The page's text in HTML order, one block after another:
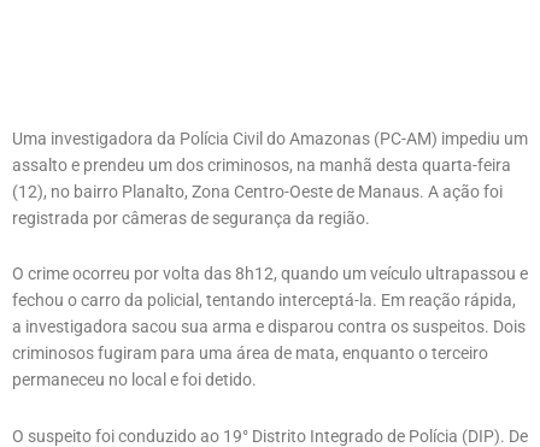
Uma investigadora da Polícia Civil do Amazonas (PC-AM) impediu um
assalto e prendeu um dos criminosos, na manhã desta quarta-feira
(12), no bairro Planalto, Zona Centro-Oeste de Manaus. A ação foi
registrada por câmeras de segurança da região.
O crime ocorreu por volta das 8h12, quando um veículo ultrapassou e
fechou o carro da policial, tentando interceptá-la. Em reação rápida,
a investigadora sacou sua arma e disparou contra os suspeitos. Dois
criminosos fugiram para uma área de mata, enquanto o terceiro
permaneceu no local e foi detido.
O suspeito foi conduzido ao 19° Distrito Integrado de Polícia (DIP). De